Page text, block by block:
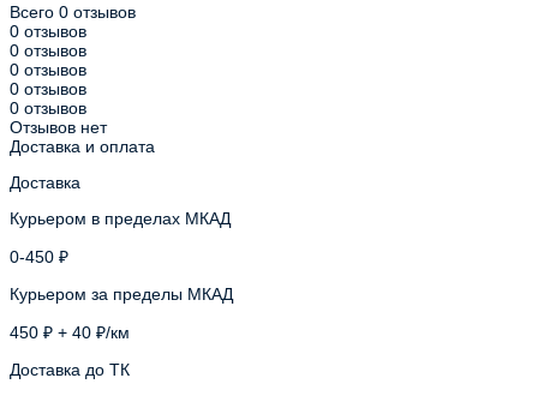
Всего 0 отзывов
0 отзывов
0 отзывов
0 отзывов
0 отзывов
0 отзывов
Отзывов нет
Доставка и оплата
Доставка
Курьером в пределах МКАД
0-450 ₽
Курьером за пределы МКАД
450 ₽ + 40 ₽/км
Доставка до ТК